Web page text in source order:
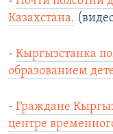
Казахстана.
- Кыргызстанка
образованием
- Граждане
центре